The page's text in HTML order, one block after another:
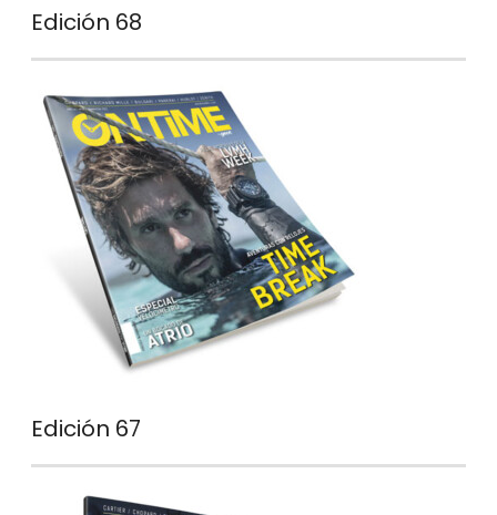
Edición 68
Edición 67